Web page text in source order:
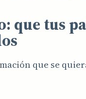
que tus
que se